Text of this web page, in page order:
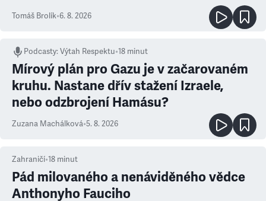
Tomáš Brolík•6. 8. 2026
Podcasty:Výtah Respektu•18 minut
Mírový plán pro Gazu je v začarovaném
kruhu. Nastane dřív stažení Izraele,
nebo odzbrojení Hamásu?
Zuzana Machálková•5. 8. 2026
Zahraničí•18 minut
Pád milovaného a nenáviděného vědce
Anthonyho Fauciho